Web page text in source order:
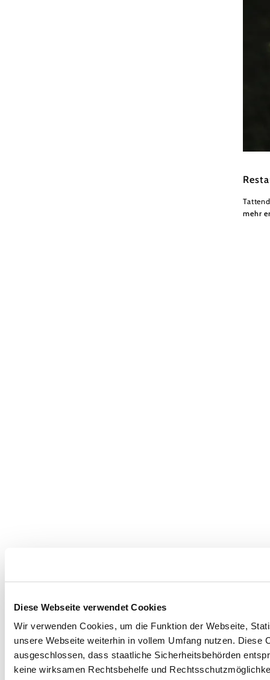
Diese Webseite verwendet Cookies
Wir verwenden Cookies, um die Funktion der Webseite,
unsere Webseite weiterhin in vollem Umfang nutzen.
ausgeschlossen, dass staatliche Sicherheitsbehörden
keine wirksamen Rechtsbehelfe und
mehr